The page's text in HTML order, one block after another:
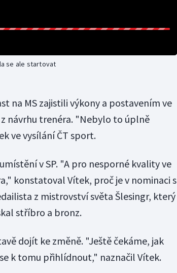
se ale startovat
na MS zajistili výkony a postavením ve
návrhu trenéra. "Nebylo to úplně
ve vysílání ČT sport.
v SP. "A pro nesporné kvality ve
konstatoval Vítek, proč je v nominaci s
z mistrovství světa Šlesingr, který
stříbro a bronz.
dojít ke změně. "Ještě čekáme, jak
k tomu přihlídnout," naznačil Vítek.